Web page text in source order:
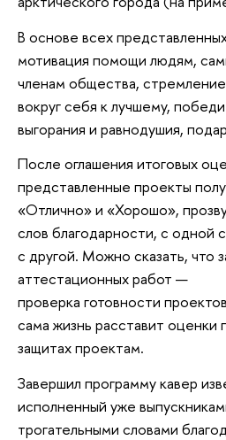
В основе всех
мотивация помощи людям,
членам общества,
вокруг себя к лучшему,
выгорания и равнодушия,
После оглашения итоговых
представленные проекты
«Отлично» и «Хорошо»,
слов благодарности, с одной
с другой. Можно сказать, что
аттестационных работ —
проверка готовности
сама жизнь расставит оценки
защитах проектам.
Завершил программу кавер
исполненный уже
трогательными словами